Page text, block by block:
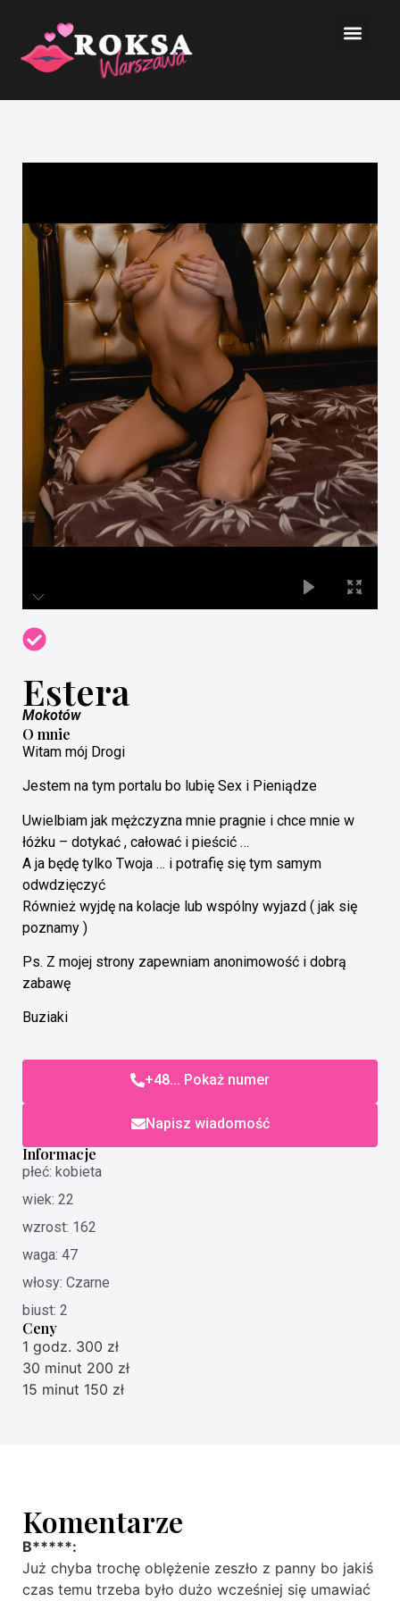
Estera
Mokotów
O mnie
Witam mój Drogi
Jestem na tym portalu bo lubię Sex i Pieniądze
Uwielbiam jak mężczyzna mnie pragnie i chce mnie w
łóżku – dotykać , całować i pieścić …
A ja będę tylko Twoja … i potrafię się tym samym
odwdzięczyć
Również wyjdę na kolacje lub wspólny wyjazd ( jak się
poznamy )
Ps. Z mojej strony zapewniam anonimowość i dobrą
zabawę
Buziaki
+48... Pokaż numer
Napisz wiadomość
Informacje
płeć: kobieta
wiek: 22
wzrost: 162
waga: 47
włosy: Czarne
biust: 2
Ceny
1 godz. 300 zł
30 minut 200 zł
15 minut 150 zł
Komentarze
B*****:
Już chyba trochę oblężenie zeszło z panny bo jakiś
czas temu trzeba było dużo wcześniej się umawiać